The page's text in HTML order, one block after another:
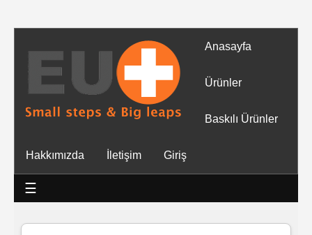
Anasayfa
Ürünler
Baskılı Ürünler
Hakkımızda İletişim Giriş
☰
Tüm
Ürünler
Mendiller
Baskılı
Islak